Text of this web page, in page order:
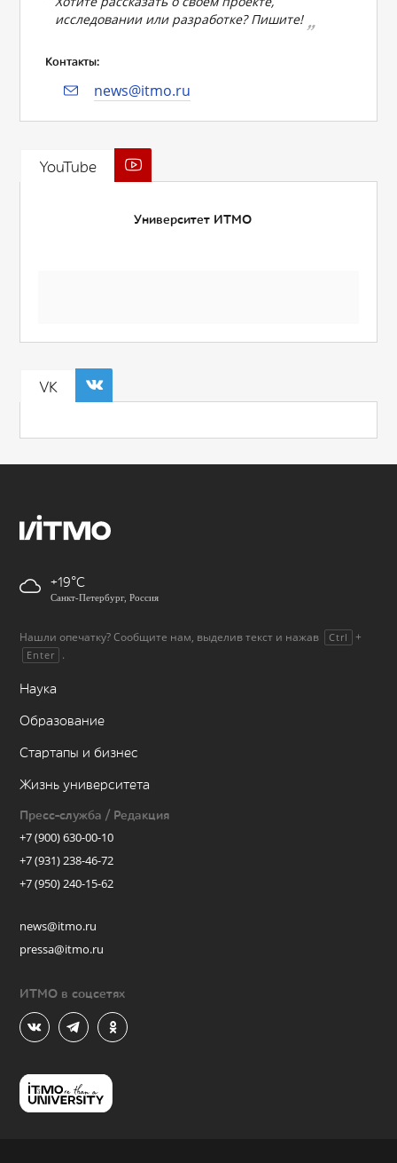
исследовании или разработке? Пишите!
Контакты:
news@itmo.ru
YouTube
Университет ИТМО
VK
+19
Санкт-Петербург, Россия
Нашли опечатку? Сообщите нам, выделив текст и нажав Ctrl +
Enter .
Наука
Образование
Стартапы и бизнес
Жизнь университета
Пресс-служба / Редакция
+7 (900) 630-00-10
+7 (931) 238-46-72
+7 (950) 240-15-62
news@itmo.ru
pressa@itmo.ru
ИТМО в соцсетях